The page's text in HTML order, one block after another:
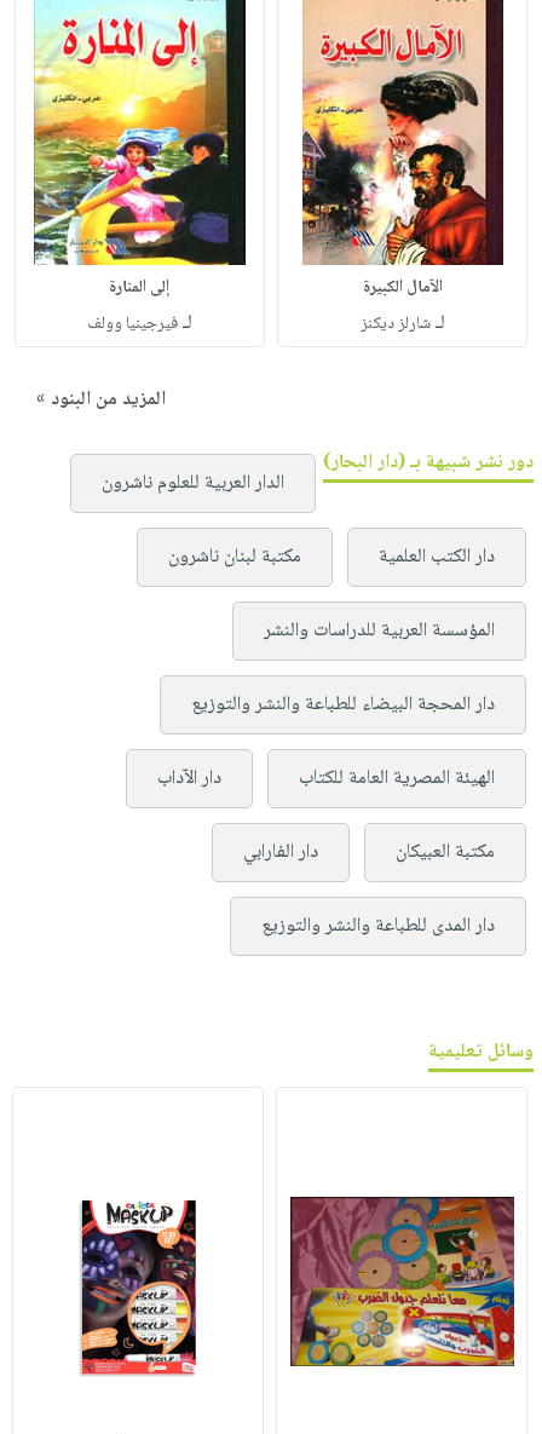
الآمال الكبيرة
لـشارلز ديكنز
إلى المنارة
لـفيرجينيا وولف
المزيد من البنود »
دور نشر شبيهة بـ (دار البحار)
الدار العربية للعلوم ناشرون
دار الكتب العلمية مكتبة لبنان ناشرون
المؤسسة العربية للدراسات والنشر
دار المحجة البيضاء للطباعة والنشر والتوزيع
الهيئة المصرية العامة للكتاب دار الآداب
مكتبة العبيكان دار الفارابي
دار المدى للطباعة والنشر والتوزيع
وسائل تعليمية